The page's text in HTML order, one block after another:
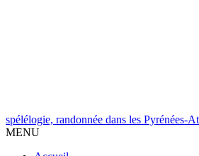
spélélogie, randonnée dans les Pyrénées-
MENU